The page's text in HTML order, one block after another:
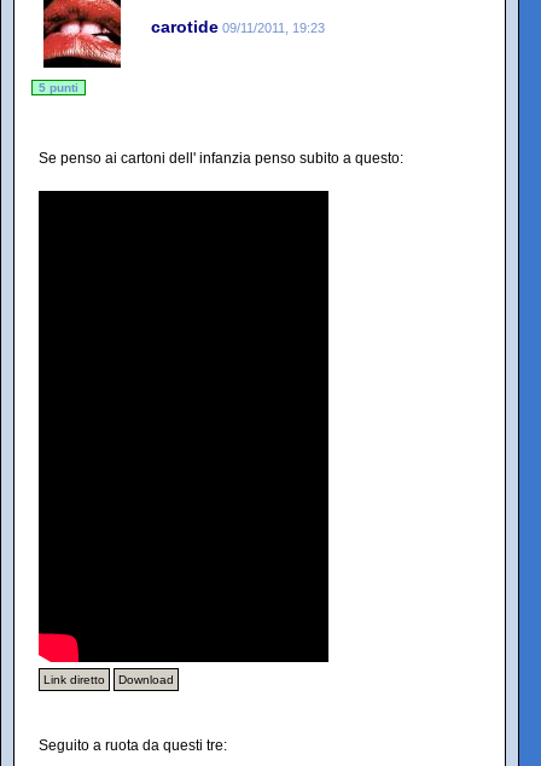
carotide 09/11/2011, 19:23
5 punti
Se penso ai cartoni dell' infanzia penso subito a questo:
Link diretto Download
Seguito a ruota da questi tre: